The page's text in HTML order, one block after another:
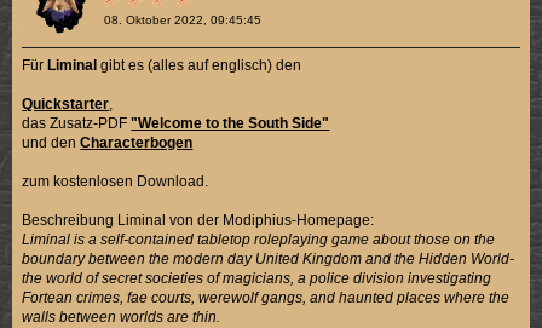
08. Oktober 2022, 09:45:45
Für Liminalgibt es (alles auf englisch) den
Quickstarter,
das Zusatz-PDF"Welcome to the South Side"
und denCharacterbogen
zum kostenlosen Download.
Beschreibung Liminal von der Modiphius-Homepage:
Liminal is a self-contained tabletop roleplaying game about those on the
boundary between the modern day United Kingdom and the Hidden World-
the world of secret societies of magicians, a police division investigating
Fortean crimes, fae courts, werewolf gangs, and haunted places where the
walls between worlds are thin.